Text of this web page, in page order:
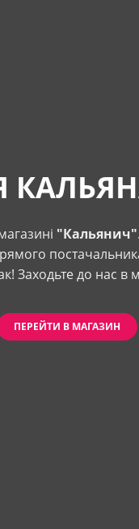
"Кальянич"
Заходьте до нас в
ПЕРЕЙТИ В МАГАЗИН